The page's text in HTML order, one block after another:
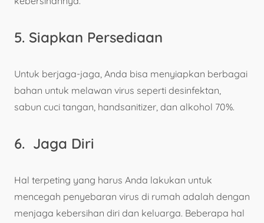
5. Siapkan Persediaan
Untuk berjaga-jaga, Anda bisa menyiapkan berbagai
bahan untuk melawan virus seperti desinfektan,
sabun cuci tangan, handsanitizer, dan alkohol 70%.
6. Jaga Diri
Hal terpeting yang harus Anda lakukan untuk
mencegah penyebaran virus di rumah adalah dengan
menjaga kebersihan diri dan keluarga. Beberapa hal